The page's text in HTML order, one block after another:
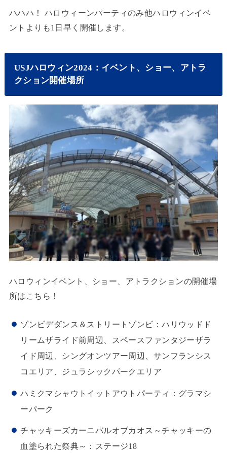
ハハハ！ ハロウィーンパーティのみ他ハロウィンイベ
ントよりも1日早く開催します。
USJハロウィン2024：イベント、ショー、アトラ
クション開催場所
ハロウィンイベント、ショー、アトラクションの開催場
所はこちら！
ゾンビデダンス＆ストリートゾンビ：ハリウッドド
リームザライド前周辺、スペースファンタジーザラ
イド周辺、シングオンツアー周辺、サンフランシス
コエリア、ジュラシックパークエリア
ハミクマシャウトイットアウトパーティ：グラマシ
ーパーク
チャッキーズカーニバルオブカオス～チャッキーの
血塗られた祭典～：ステージ18